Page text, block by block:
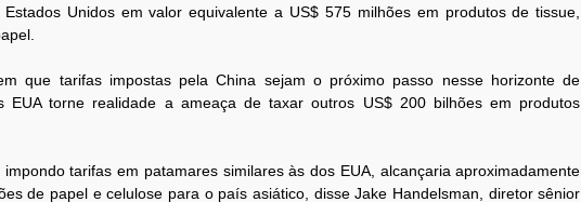
Unidos em valor equivalente a US$ 575 milhões em produtos de tissue,
que tarifas impostas pela China sejam o próximo passo nesse horizonte de
EUA torne realidade a ameaça de taxar outros US$ 200 bilhões em produtos
tarifas em patamares similares às dos EUA, alcançaria aproximadamente
de papel e celulose para o país asiático, disse Jake Handelsman, diretor sênior